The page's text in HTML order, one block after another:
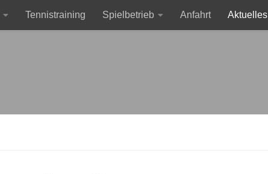
Tennistraining Spielbetrieb Anfahrt Aktuelles